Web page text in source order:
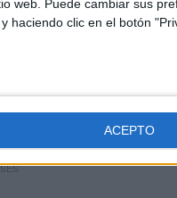
web. Puede cambiar sus
haciendo clic en el botón
ACEPTO